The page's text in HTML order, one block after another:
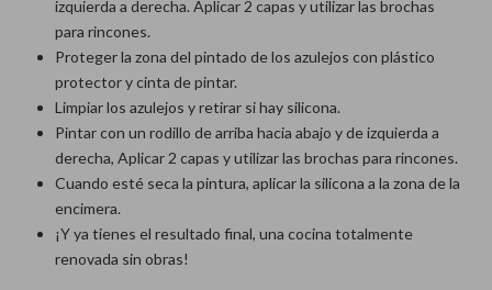
izquierda a derecha. Aplicar 2 capas y utilizar las brochas
para rincones.
Proteger la zona del pintado de los azulejos con plástico
protector y cinta de pintar.
Limpiar los azulejos y retirar si hay silicona.
Pintar con un rodillo de arriba hacia abajo y de izquierda a
derecha, Aplicar 2 capas y utilizar las brochas para rincones.
Cuando esté seca la pintura, aplicar la silicona a la zona de la
encimera.
¡Y ya tienes el resultado final, una cocina totalmente
renovada sin obras!